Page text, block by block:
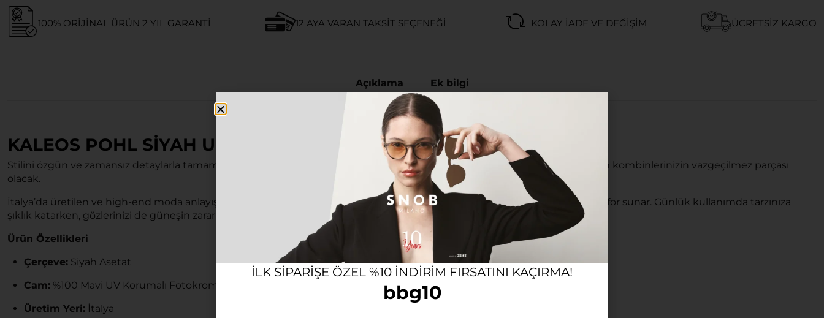
100% ORIJINAL ÜRÜN 2 YIL GARANTI 12 AYA VARAN TAKSIT SEÇENEĞI KOLAY İADE VE DEĞIŞIM ÜCRETSIZ KARGO
Açıklama Ek bilgi
KALEOS POHL SIYAH UNISEX GÜNEŞ GÖZLÜĞÜ
Stilini özgün ve zamansız detaylarla tamamlamak isteyen herkes için tasarlanan bu özel model, hem klasik hem de modern kombinlerinizin vazgeçilmez parçası
olacak.
İtalya’da üretilen ve high-end moda anlayışını yansıtan gözlük; hafif, dayanıklı ve ergonomik yapısıyla gün boyu yüksek konfor sunar. Günlük kullanımda tarzınıza
şıklık katarken, gözlerinizi de güneşin zararlı etkilerinden korur.
Ürün Özellikleri
Çerçeve: Siyah Asetat
Cam: %100 Mavi UV Korumalı Fotokromik Cam
Üretim Yeri: İtalya
ILK SIPARIŞE ÖZEL %10 INDIRIM FIRSATINI KAÇIRMA!
bbg10